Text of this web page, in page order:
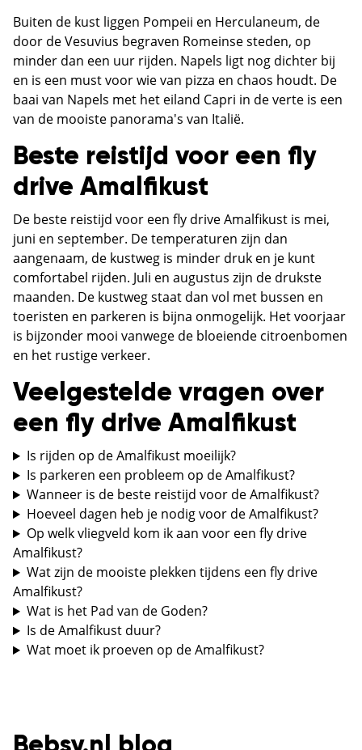
Buiten de kust liggen Pompeii en Herculaneum, de
door de Vesuvius begraven Romeinse steden, op
minder dan een uur rijden. Napels ligt nog dichter bij
en is een must voor wie van pizza en chaos houdt. De
baai van Napels met het eiland Capri in de verte is een
van de mooiste panorama's van Italië.
Beste reistijd voor een fly
drive Amalfikust
De beste reistijd voor een fly drive Amalfikust is mei,
juni en september. De temperaturen zijn dan
aangenaam, de kustweg is minder druk en je kunt
comfortabel rijden. Juli en augustus zijn de drukste
maanden. De kustweg staat dan vol met bussen en
toeristen en parkeren is bijna onmogelijk. Het voorjaar
is bijzonder mooi vanwege de bloeiende citroenbomen
en het rustige verkeer.
Veelgestelde vragen over
een fly drive Amalfikust
Is rijden op de Amalfikust moeilijk?
Is parkeren een probleem op de Amalfikust?
Wanneer is de beste reistijd voor de Amalfikust?
Hoeveel dagen heb je nodig voor de Amalfikust?
Op welk vliegveld kom ik aan voor een fly drive
Amalfikust?
Wat zijn de mooiste plekken tijdens een fly drive
Amalfikust?
Wat is het Pad van de Goden?
Is de Amalfikust duur?
Wat moet ik proeven op de Amalfikust?